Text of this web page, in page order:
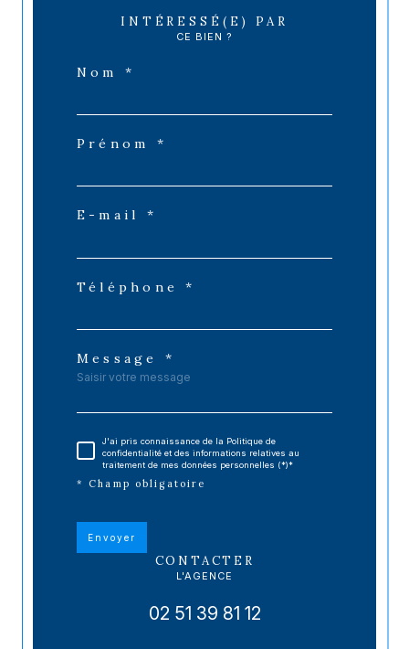
INTÉRESSÉ(E) PAR
CE BIEN ?
Nom *
Prénom *
E-mail *
Téléphone *
Message *
J'ai pris connaissance de la Politique de
confidentialité et des informations relatives au
traitement de mes données personnelles (*)*
* Champ obligatoire
Envoyer
CONTACTER
L'AGENCE
02 51 39 81 12